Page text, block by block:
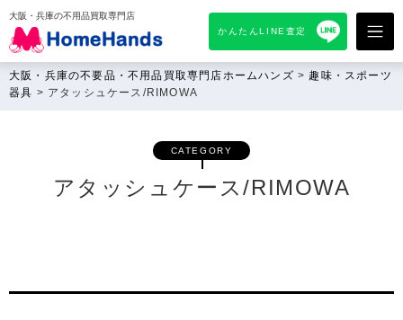
大阪・兵庫の不用品買取専門店
かんたんLINE査定
大阪・兵庫の不要品・不用品買取専門店ホームハンズ > 趣味・スポーツ
器具 > アタッシュケース/RIMOWA
CATEGORY
アタッシュケース/RIMOWA